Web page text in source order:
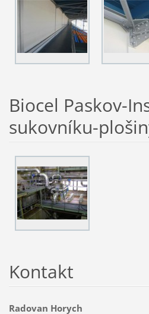
Biocel Paskov-
sukovníku-
Kontakt
Radovan Horych